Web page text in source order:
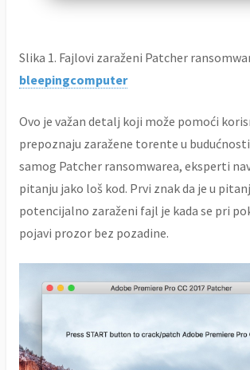
Slika 1. Fajlovi zaraženi Patcher
bleepingcomputer
Ovo je važan detalj koji može pomoći
prepoznaju zaražene torente u
samog Patcher ransomwarea, eksperti
pitanju jako loš kod. Prvi znak da je u
potencijalno zaraženi fajl je kada se pri
pojavi prozor bez pozadine.